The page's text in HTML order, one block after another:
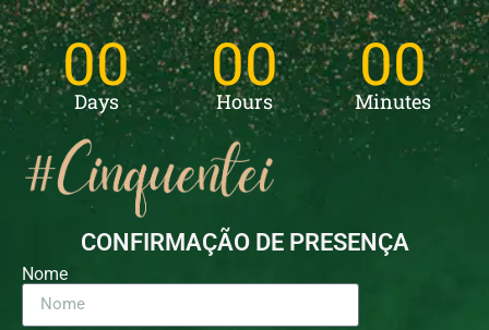
00
Days 00
Hours 00
Minutes
CONFIRMAÇÃO DE PRESENÇA
Nome